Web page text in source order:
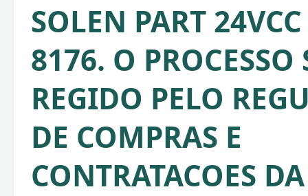
SOLEN PART
8176. O PROCESSO
REGIDO PELO
DE COMPRAS E
CONTRATACOES